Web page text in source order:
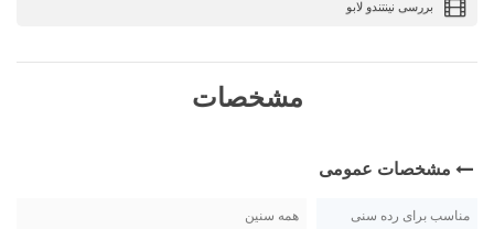
بررسی نینتندو لابو
مشخصات
مشخصات عمومی
مناسب برای رده سنی همه سنین